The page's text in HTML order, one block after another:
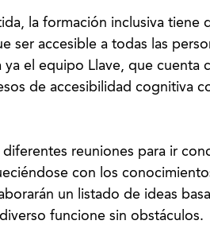
la formación inclusiva tiene
ser accesible a todas las
ya el equipo Llave, que cuenta
de accesibilidad cognitiva
diferentes reuniones para ir
con los
un listado de ideas
funcione sin obstáculos.